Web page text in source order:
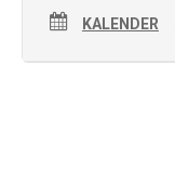
KALENDER